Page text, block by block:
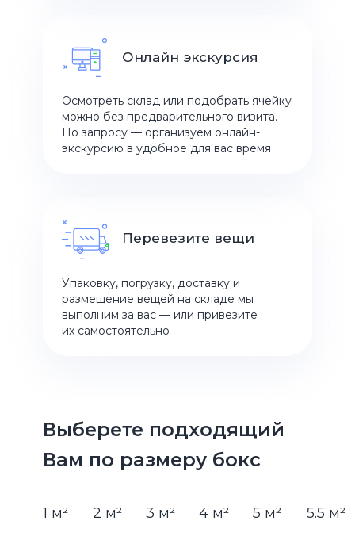
Перевезите вещи
Упаковку, погрузку, доставку и
размещение вещей на складе мы
выполним за вас — или привезите
их самостоятельно
Онлайн экскурсия
Осмотреть склад или подобрать ячейку
можно без предварительного визита.
По запросу — организуем онлайн-
экскурсию в удобное для вас время
Выберете подходящий
Вам по размеру бокс
1 м² 2 м² 3 м² 4 м² 5 м² 5.5 м²